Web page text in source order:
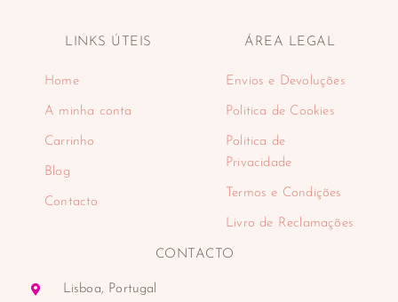
LINKS ÚTEIS
Home
A minha conta
Carrinho
Blog
Contacto
ÁREA LEGAL
Envios e Devoluções
Politica de Cookies
Politica de
Privacidade
Termos e Condições
Livro de Reclamações
CONTACTO
Lisboa, Portugal